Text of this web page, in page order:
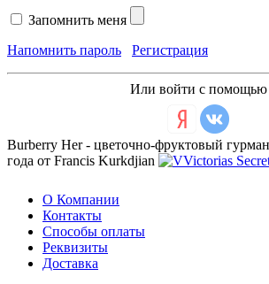
Запомнить меня
Напомнить пароль
Регистрация
Или войти с помощью
Burberry Her - цветочно-фруктовый
года от Francis Kurkdjian
О Компании
Контакты
Способы оплаты
Реквизиты
Доставка